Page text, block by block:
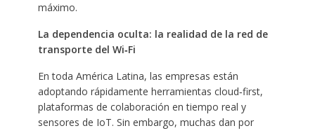
máximo.
La dependencia oculta: la realidad de la red de
transporte del Wi‑Fi
En toda América Latina, las empresas están
adoptando rápidamente herramientas cloud‑first,
plataformas de colaboración en tiempo real y
sensores de IoT. Sin embargo, muchas dan por